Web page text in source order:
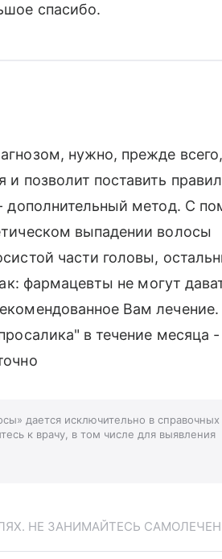
спасибо.
нужно, прежде всего,
позволит поставить
- дополнительный метод. С
выпадении волосы
части головы,
фармацевты не могут
Вам
в течение месяца -
дается исключительно в справочных
к врачу, в том числе для выявления
НЕ ЗАНИМАЙТЕСЬ